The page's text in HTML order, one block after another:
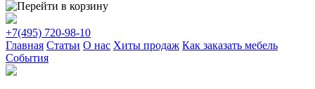
+7(495) 720-98-10
Главная Статьи О нас Хиты продаж Как заказать мебель
События